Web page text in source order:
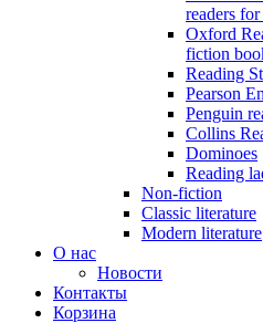
readers
Oxford
fiction
Reading
Pearson
Penguin
Collins
Dominoes
Reading
Non-fiction
Classic literature
Modern literature
О нас
Новости
Контакты
Корзина